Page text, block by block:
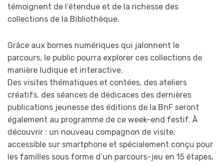
témoignent de l’étendue et de la richesse des
collections de la Bibliothèque.
Grâce aux bornes numériques qui jalonnent le
parcours, le public pourra explorer ces collections de
manière ludique et interactive.
Des visites thématiques et contées, des ateliers
créatifs, des séances de dédicaces des dernières
publications jeunesse des éditions de la BnF seront
également au programme de ce week-end festif. À
découvrir : un nouveau compagnon de visite,
accessible sur smartphone et spécialement conçu pour
les familles sous forme d’un parcours-jeu en 15 étapes,